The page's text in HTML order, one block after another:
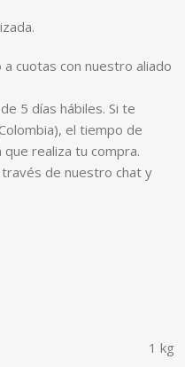
cuotas con nuestro aliado
5 días hábiles. Si te
el tiempo de
realiza tu compra.
de nuestro chat y
1 kg